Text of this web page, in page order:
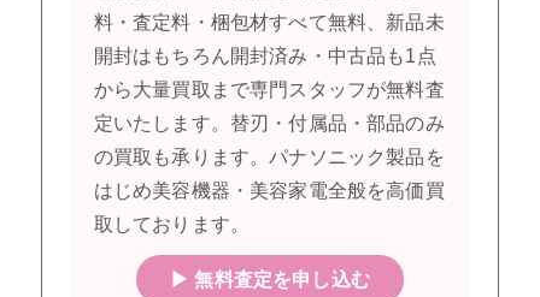
料・査定料・梱包材すべて無料、新品未
開封はもちろん開封済み・中古品も1点
から大量買取まで専門スタッフが無料査
定いたします。替刃・付属品・部品のみ
の買取も承ります。パナソニック製品を
はじめ美容機器・美容家電全般を高価買
取しております。
▶ 無料査定を申し込む